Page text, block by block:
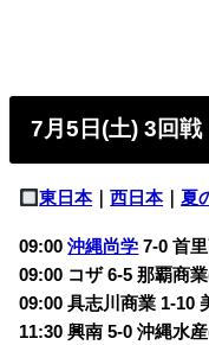
7月5日(土) 3回戦
東日本｜西日本｜夏
09:00沖縄尚学 7-0首
09:00 コザ 6-5那覇商
09:00 具志川商業 1-10
11:30 興南 5-0沖縄水